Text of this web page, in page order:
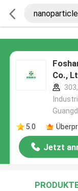
Co.,
5.0
Jetzt